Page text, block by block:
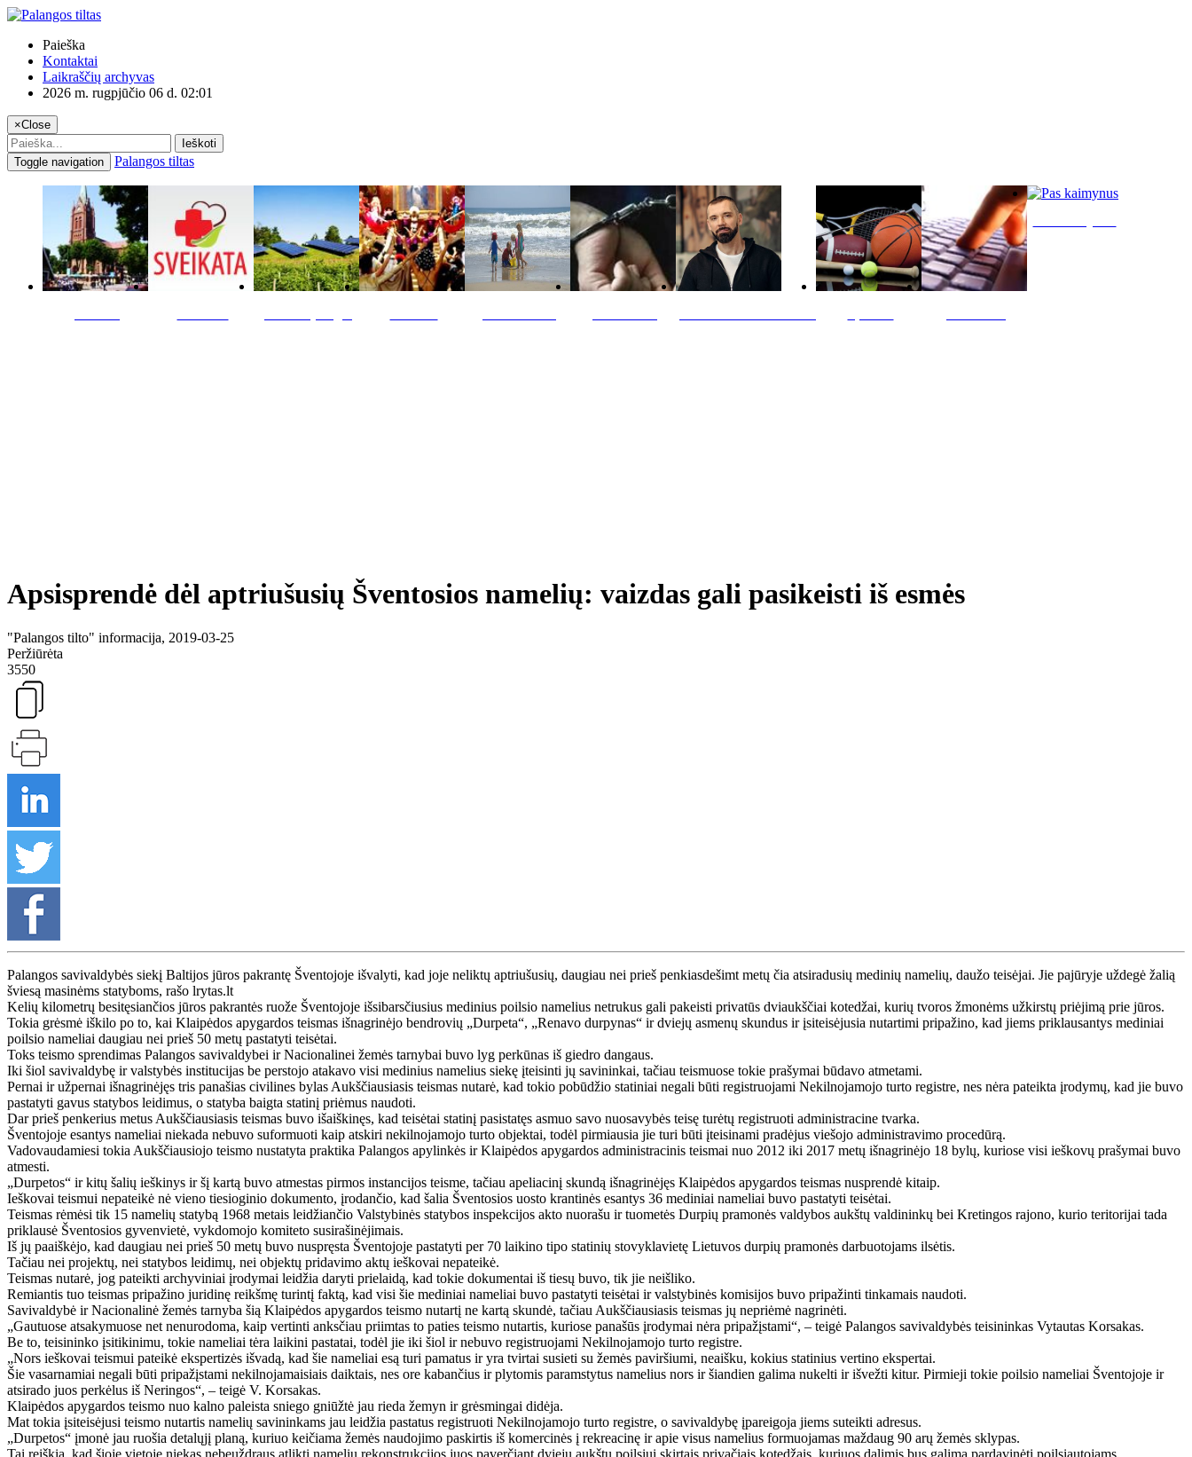
Paieška
Kontaktai
Laikraščių archyvas
2026 m. rugpjūčio 06 d. 02:01
×Close
Ieškoti
Toggle navigation
Palangos tiltas
Apsisprendė dėl aptriušusių Šventosios namelių: vaizdas gali pasikeisti iš esmės
"Palangos tilto" informacija, 2019-03-25
Peržiūrėta
3550
Palangos savivaldybės siekį Baltijos jūros pakrantę Šventojoje išvalyti, kad joje neliktų aptriušusių, daugiau nei prieš penkiasdešimt metų čia atsiradusių medinių namelių, daužo teisėjai. Jie pajūryje uždegė žalią
šviesą masinėms statyboms, rašo lrytas.lt
Kelių kilometrų besitęsiančios jūros pakrantės ruože Šventojoje išsibarsčiusius medinius poilsio namelius netrukus gali pakeisti privatūs dviaukščiai kotedžai, kurių tvoros žmonėms užkirstų priėjimą prie jūros.
Tokia grėsmė iškilo po to, kai Klaipėdos apygardos teismas išnagrinėjo bendrovių „Durpeta“, „Renavo durpynas“ ir dviejų asmenų skundus ir įsiteisėjusia nutartimi pripažino, kad jiems priklausantys mediniai
poilsio nameliai daugiau nei prieš 50 metų pastatyti teisėtai.
Toks teismo sprendimas Palangos savivaldybei ir Nacionalinei žemės tarnybai buvo lyg perkūnas iš giedro dangaus.
Iki šiol savivaldybę ir valstybės institucijas be perstojo atakavo visi medinius namelius siekę įteisinti jų savininkai, tačiau teismuose tokie prašymai būdavo atmetami.
Pernai ir užpernai išnagrinėjęs tris panašias civilines bylas Aukščiausiasis teismas nutarė, kad tokio pobūdžio statiniai negali būti registruojami Nekilnojamojo turto registre, nes nėra pateikta įrodymų, kad jie buvo
pastatyti gavus statybos leidimus, o statyba baigta statinį priėmus naudoti.
Dar prieš penkerius metus Aukščiausiasis teismas buvo išaiškinęs, kad teisėtai statinį pasistatęs asmuo savo nuosavybės teisę turėtų registruoti administracine tvarka.
Šventojoje esantys nameliai niekada nebuvo suformuoti kaip atskiri nekilnojamojo turto objektai, todėl pirmiausia jie turi būti įteisinami pradėjus viešojo administravimo procedūrą.
Vadovaudamiesi tokia Aukščiausiojo teismo nustatyta praktika Palangos apylinkės ir Klaipėdos apygardos administracinis teismai nuo 2012 iki 2017 metų išnagrinėjo 18 bylų, kuriose visi ieškovų prašymai buvo
atmesti.
„Durpetos“ ir kitų šalių ieškinys ir šį kartą buvo atmestas pirmos instancijos teisme, tačiau apeliacinį skundą išnagrinėjęs Klaipėdos apygardos teismas nusprendė kitaip.
Ieškovai teismui nepateikė nė vieno tiesioginio dokumento, įrodančio, kad šalia Šventosios uosto krantinės esantys 36 mediniai nameliai buvo pastatyti teisėtai.
Teismas rėmėsi tik 15 namelių statybą 1968 metais leidžiančio Valstybinės statybos inspekcijos akto nuorašu ir tuometės Durpių pramonės valdybos aukštų valdininkų bei Kretingos rajono, kurio teritorijai tada
priklausė Šventosios gyvenvietė, vykdomojo komiteto susirašinėjimais.
Iš jų paaiškėjo, kad daugiau nei prieš 50 metų buvo nuspręsta Šventojoje pastatyti per 70 laikino tipo statinių stovyklavietę Lietuvos durpių pramonės darbuotojams ilsėtis.
Tačiau nei projektų, nei statybos leidimų, nei objektų pridavimo aktų ieškovai nepateikė.
Teismas nutarė, jog pateikti archyviniai įrodymai leidžia daryti prielaidą, kad tokie dokumentai iš tiesų buvo, tik jie neišliko.
Remiantis tuo teismas pripažino juridinę reikšmę turintį faktą, kad visi šie mediniai nameliai buvo pastatyti teisėtai ir valstybinės komisijos buvo pripažinti tinkamais naudoti.
Savivaldybė ir Nacionalinė žemės tarnyba šią Klaipėdos apygardos teismo nutartį ne kartą skundė, tačiau Aukščiausiasis teismas jų nepriėmė nagrinėti.
„Gautuose atsakymuose net nenurodoma, kaip vertinti anksčiau priimtas to paties teismo nutartis, kuriose panašūs įrodymai nėra pripažįstami“, – teigė Palangos savivaldybės teisininkas Vytautas Korsakas.
Be to, teisininko įsitikinimu, tokie nameliai tėra laikini pastatai, todėl jie iki šiol ir nebuvo registruojami Nekilnojamojo turto registre.
„Nors ieškovai teismui pateikė ekspertizės išvadą, kad šie nameliai esą turi pamatus ir yra tvirtai susieti su žemės paviršiumi, neaišku, kokius statinius vertino ekspertai.
Šie vasarnamiai negali būti pripažįstami nekilnojamaisiais daiktais, nes ore kabančius ir plytomis paramstytus namelius nors ir šiandien galima nukelti ir išvežti kitur. Pirmieji tokie poilsio nameliai Šventojoje ir
atsirado juos perkėlus iš Neringos“, – teigė V. Korsakas.
Klaipėdos apygardos teismo nuo kalno paleista sniego gniūžtė jau rieda žemyn ir grėsmingai didėja.
Mat tokia įsiteisėjusi teismo nutartis namelių savininkams jau leidžia pastatus registruoti Nekilnojamojo turto registre, o savivaldybę įpareigoja jiems suteikti adresus.
„Durpetos“ įmonė jau ruošia detalųjį planą, kuriuo keičiama žemės naudojimo paskirtis iš komercinės į rekreacinę ir apie visus namelius formuojamas maždaug 90 arų žemės sklypas.
Tai reiškia, kad šioje vietoje niekas nebeuždraus atlikti namelių rekonstrukcijos juos paverčiant dviejų aukštų poilsiui skirtais privačiais kotedžais, kuriuos dalimis bus galima pardavinėti poilsiautojams.